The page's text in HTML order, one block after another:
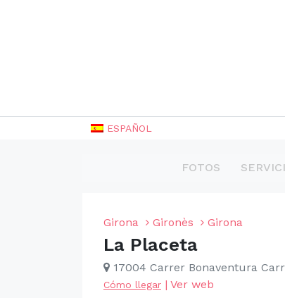
ESPAÑOL
FOTOS
Girona Gironès Girona
La Placeta
17004 Carrer Bonaventura
Cómo llegar | Ver web